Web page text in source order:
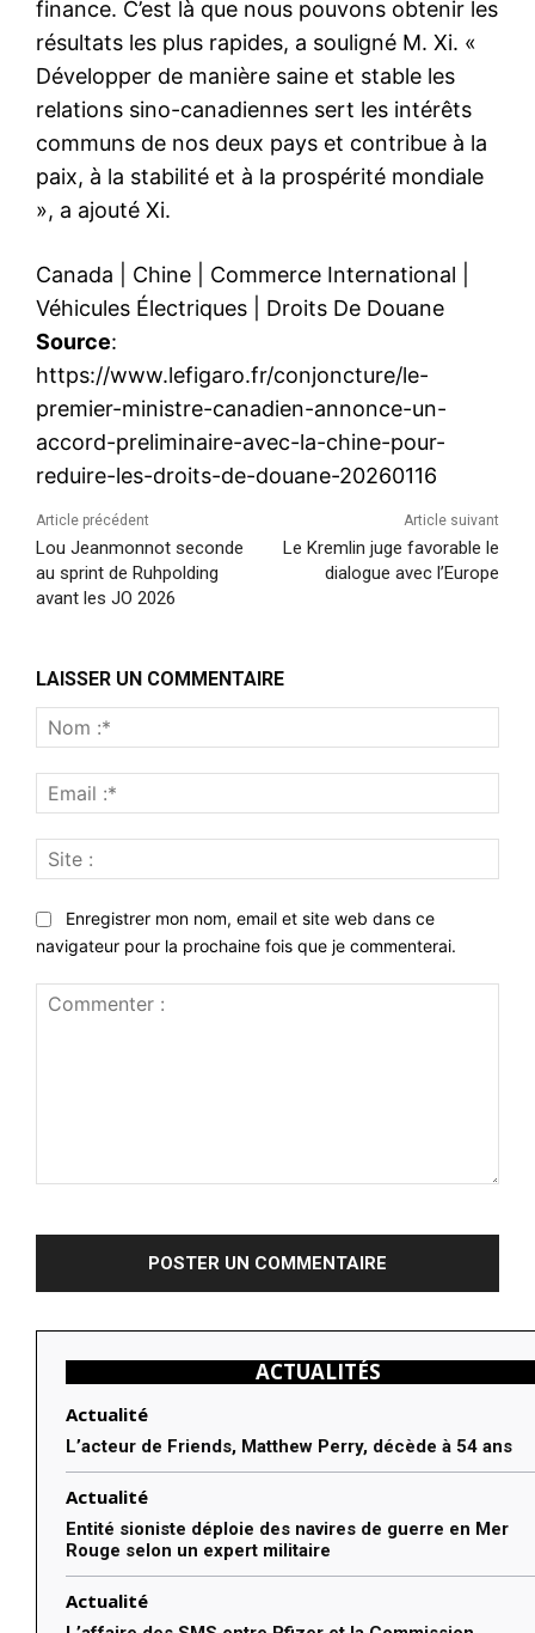
finance. C’est là que nous pouvons obtenir les
résultats les plus rapides, a souligné M. Xi. «
Développer de manière saine et stable les
relations sino-canadiennes sert les intérêts
communs de nos deux pays et contribue à la
paix, à la stabilité et à la prospérité mondiale
», a ajouté Xi.
Canada Chine Commerce International
Véhicules Électriques
Droits De Douane
Source:
https://www.lefigaro.fr/conjoncture/le-
premier-ministre-canadien-annonce-un-
accord-preliminaire-avec-la-chine-pour-
reduire-les-droits-de-douane-20260116
Article précédent
Lou Jeanmonnot seconde
au sprint de Ruhpolding
avant les JO 2026
Article suivant
Le Kremlin juge favorable le
dialogue avec l’Europe
LAISSER UN COMMENTAIRE
:*
:*
:
Enregistrer mon nom, email et site web dans ce
navigateur pour la prochaine fois que je commenterai.
ACTUALITÉS
Actualité
L’acteur de Friends, Matthew Perry, décède à 54 ans
Actualité
Entité sioniste déploie des navires de guerre en Mer
Rouge selon un expert militaire
Actualité